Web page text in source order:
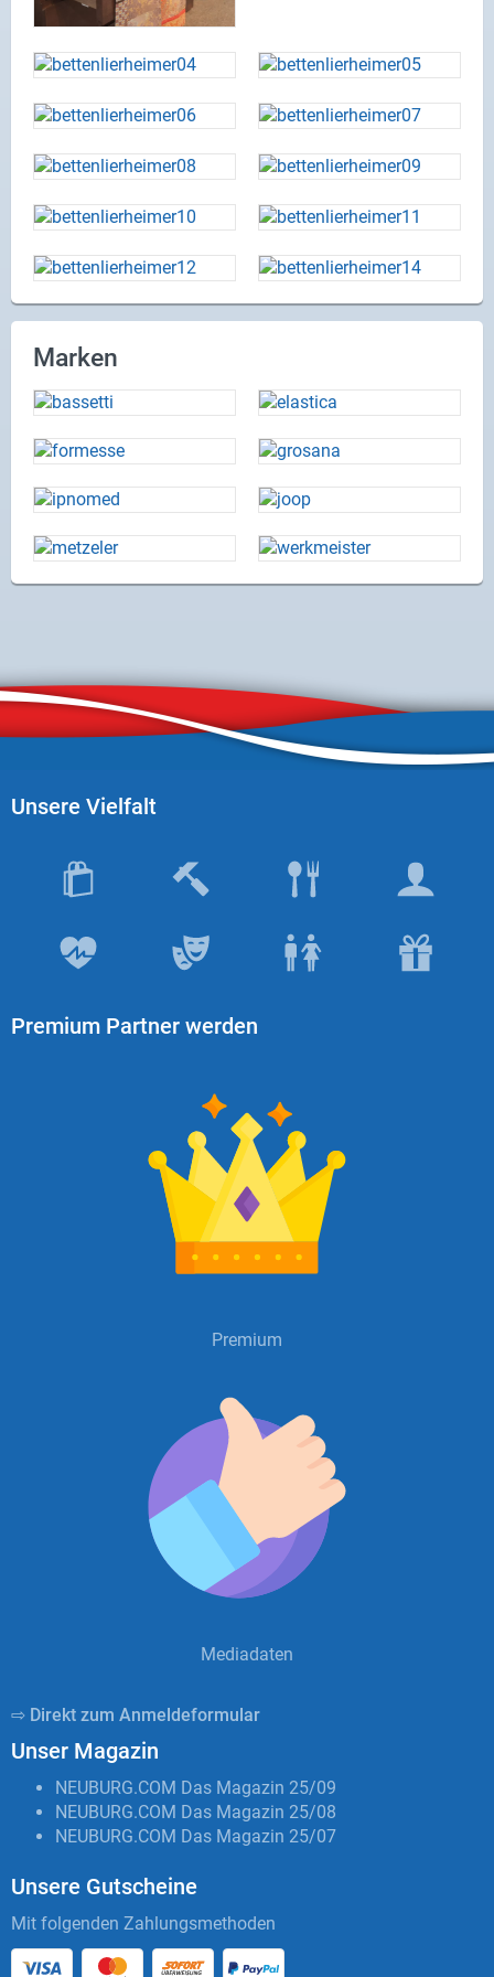
Marken
Unsere Vielfalt
Premium Partner werden
Premium
Mediadaten
⇨ Direkt zum Anmeldeformular
Unser Magazin
NEUBURG.COM Das Magazin 25/09
NEUBURG.COM Das Magazin 25/08
NEUBURG.COM Das Magazin 25/07
Unsere Gutscheine
Mit folgenden Zahlungsmethoden